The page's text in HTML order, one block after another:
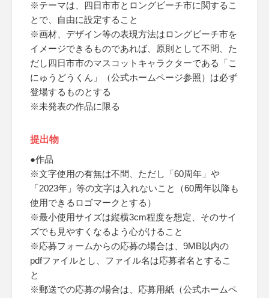
※テーマは、四日市市とロングビーチ市に関するこ
とで、自由に設定すること
※画材、デザイン等の表現方法はロングビーチ市を
イメージできるものであれば、原則として不問、た
だし四日市市のマスコットキャラクターである「こ
にゅうどうくん」（公式ホームページ参照）は必ず
登場するものとする
※未発表の作品に限る
提出物
●作品
※文字使用の有無は不問、ただし「60周年」や
「2023年」等の文字は入れないこと（60周年以降も
使用できるロゴマークとする）
※最小使用サイズは縦横3cm程度を想定、そのサイ
ズでも見やすくなるよう心がけること
※応募フォームからの応募の場合は、9MB以内の
pdfファイルとし、ファイル名は応募者名とするこ
と
※郵送での応募の場合は、応募用紙（公式ホームペ